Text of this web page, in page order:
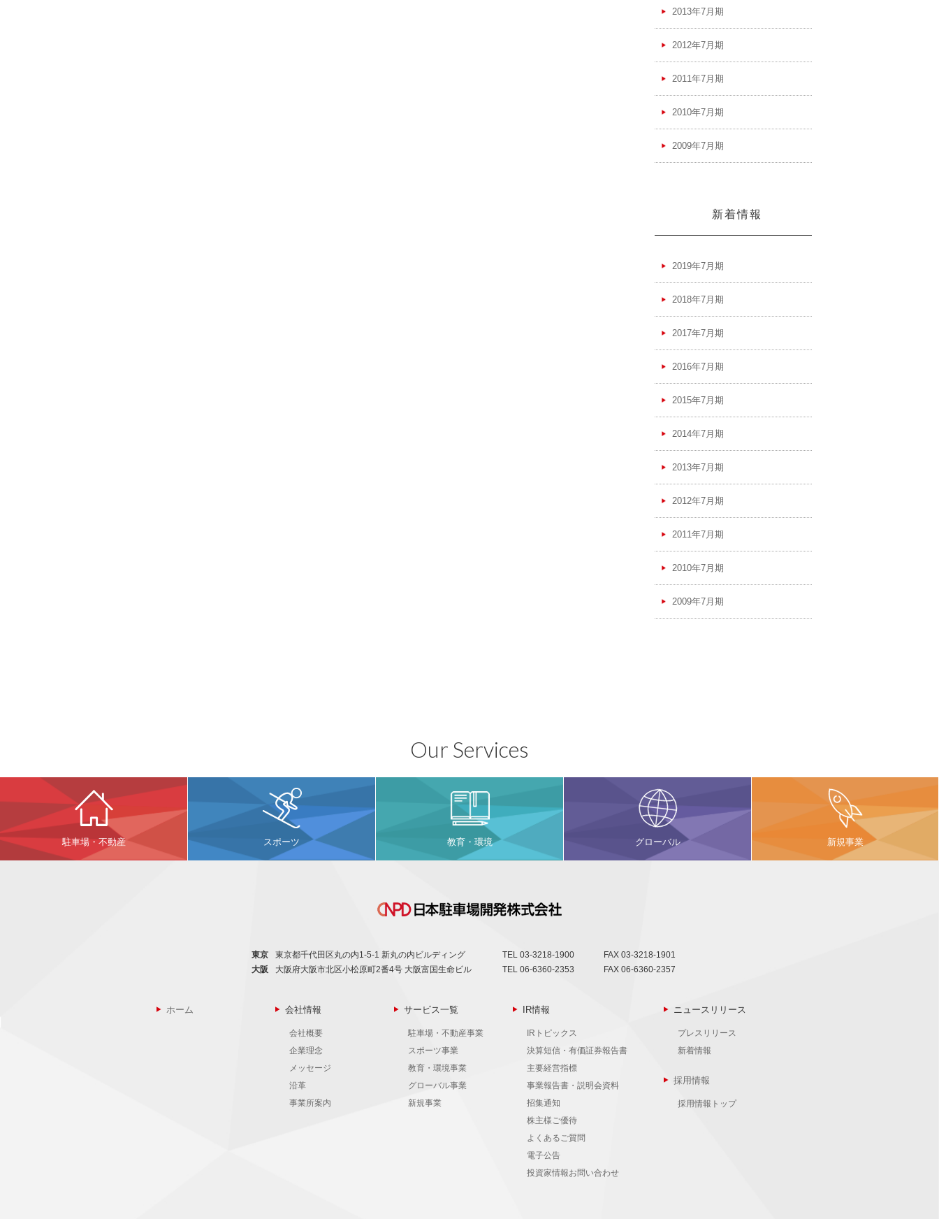
2013年7月期
2012年7月期
2011年7月期
2010年7月期
2009年7月期
新着情報
2019年7月期
2018年7月期
2017年7月期
2016年7月期
2015年7月期
2014年7月期
2013年7月期
2012年7月期
2011年7月期
2010年7月期
2009年7月期
Our Services
駐車場・不動産 スポーツ 教育・環境 グローバル 新規事業
東京 東京都千代田区丸の内1-5-1 新丸の内ビルディング TEL 03-3218-1900
FAX 03-3218-1901
大阪
大阪府大阪市北区小松原町2番4号 大阪富国生命ビル TEL 06-6360-2353 FAX 06-6360-2357
ホーム 会社情報
会社概要
企業理念
メッセージ
沿革
事業所案内
サービス一覧
駐車場・不動産事業
スポーツ事業
教育・環境事業
グローバル事業
新規事業
IR情報
IRトピックス
決算短信・有価証券報告書
主要経営指標
事業報告書・説明会資料
招集通知
株主様ご優待
よくあるご質問
電子公告
投資家情報お問い合わせ
ニュースリリース
プレスリリース
新着情報
採用情報
採用情報トップ